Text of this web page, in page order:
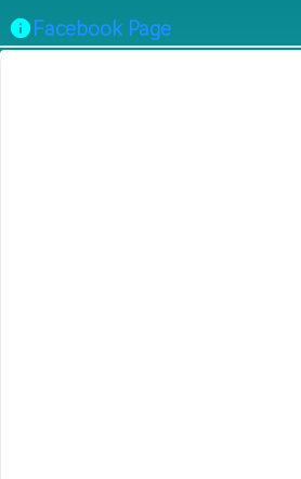
infoFacebook Page